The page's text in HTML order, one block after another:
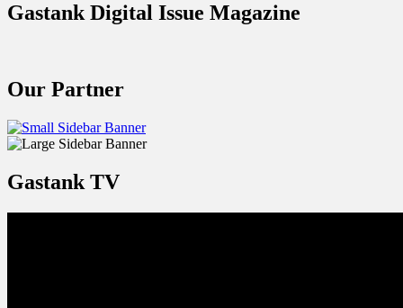
Gastank Digital Issue Magazine
Our Partner
Gastank TV